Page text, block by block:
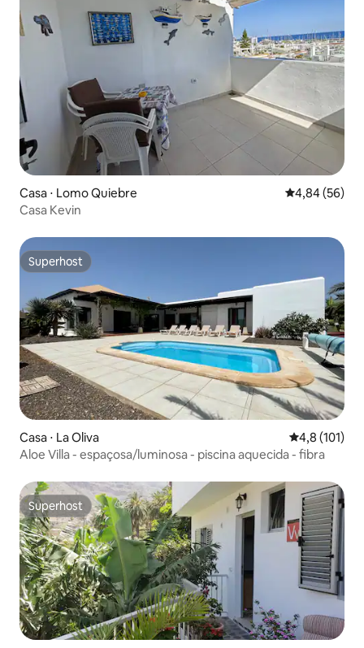
Casa ⋅ Lomo Quiebre 4,84 de uma
4,84 (56)
Casa Kevin
Superhost
Superhost
Casa ⋅ La Oliva 4,8 de uma
4,8 (101)
Aloe Villa - espaçosa/luminosa - piscina aquecida - fibra
Superhost
Superhost